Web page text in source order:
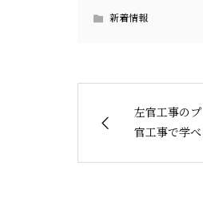
新着情報
左官工事の
官工事で学べ